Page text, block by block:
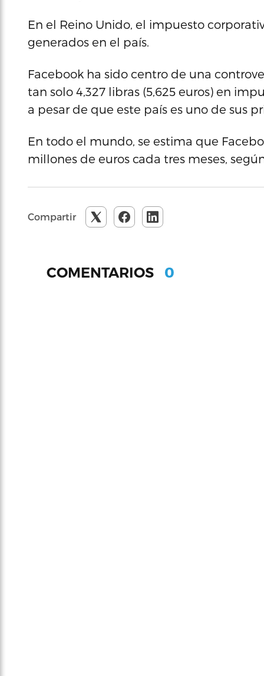
En el Reino Unido, el impuesto
generados en el país.
Facebook ha sido centro de una
tan solo 4,327 libras (5,625 euros) en
a pesar de que este país es uno de sus
En todo el mundo, se estima que
millones de euros cada tres meses,
Compartir
COMENTARIOS 0